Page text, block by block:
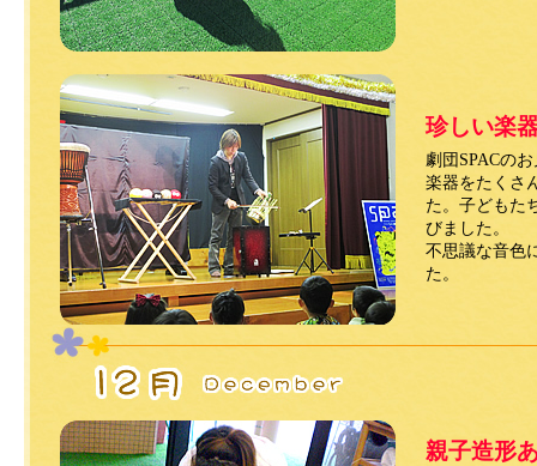
珍しい楽
劇団SPACの
楽器をたくさ
た。子どもた
びました。
不思議な音色
た。
親子造形